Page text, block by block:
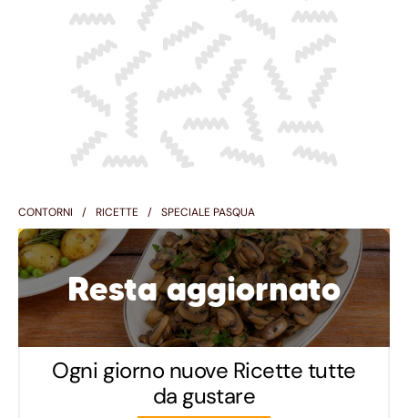
CONTORNI RICETTE SPECIALE PASQUA
Resta aggiornato
Ogni giorno nuove Ricette tutte
da gustare